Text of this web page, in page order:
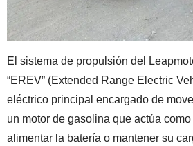
El sistema de propulsión del
“EREV” (Extended Range Electric
eléctrico principal encargado de
un motor de gasolina que actúa
alimentar la batería o mantener su